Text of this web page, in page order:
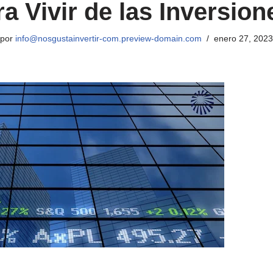
Vivir de las
por info@nosgustainvertir-com.preview-domain.com enero 27, 2023